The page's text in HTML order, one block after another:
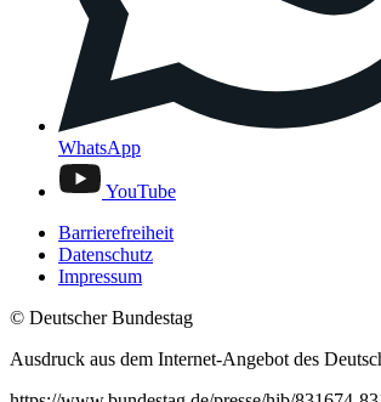
WhatsApp
YouTube
Barrierefreiheit
Datenschutz
Impressum
© Deutscher Bundestag
Ausdruck aus dem Internet-Angebot des